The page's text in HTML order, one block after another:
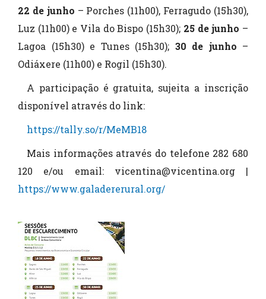
22 de junho – Porches (11h00), Ferragudo (15h30),
Luz (11h00) e Vila do Bispo (15h30); 25 de junho –
Lagoa (15h30) e Tunes (15h30); 30 de junho –
Odiáxere (11h00) e Rogil (15h30).
A participação é gratuita, sujeita a inscrição
disponível através do link:
https://tally.so/r/MeMB18
Mais informações através do telefone 282 680
120 e/ou email: vicentina@vicentina.org |
https://www.galadererural.org/